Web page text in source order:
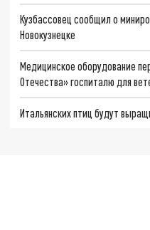
Кузбассовец сообщил о
Новокузнецке
Медицинское оборудование
Отечества» госпиталю для
Итальянских птиц будут